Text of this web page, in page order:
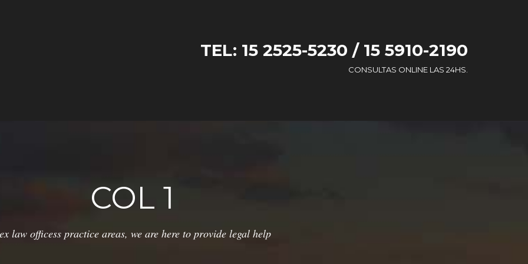
TEL: 15 2525-5230 / 15 5910-2190
CONSULTAS ONLINE LAS 24HS.
COL 1
law officess practice areas, we are here to provide legal help